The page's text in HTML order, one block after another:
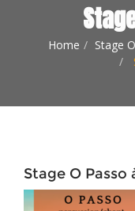
Home
Stage
Stage O Passo